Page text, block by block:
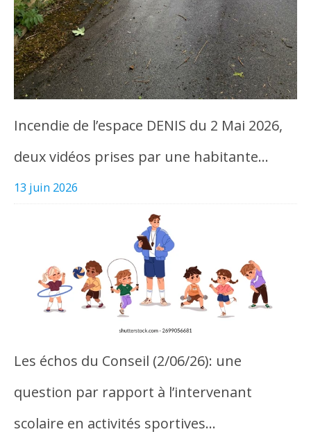
Incendie de l’espace DENIS du 2 Mai 2026,
deux vidéos prises par une habitante…
13 juin 2026
Les échos du Conseil (2/06/26): une
question par rapport à l’intervenant
scolaire en activités sportives…